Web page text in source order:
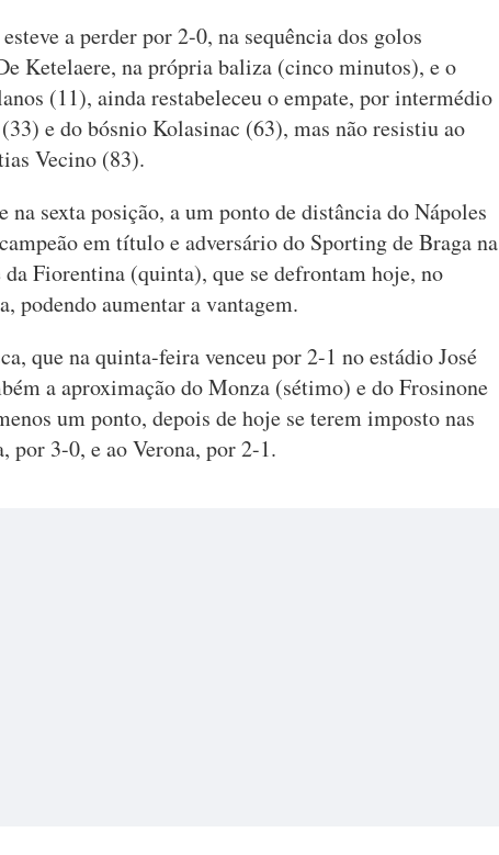
a perder por 2-0, na sequência dos golos
Ketelaere, na própria baliza (cinco minutos), e o
(11), ainda restabeleceu o empate, por intermédio
e do bósnio Kolasinac (63), mas não resistiu ao
Vecino (83).
na sexta posição, a um ponto de distância do Nápoles
em título e adversário do Sporting de Braga na
da Fiorentina (quinta), que se defrontam hoje, no
podendo aumentar a vantagem.
que na quinta-feira venceu por 2-1 no estádio José
a aproximação do Monza (sétimo) e do Frosinone
um ponto, depois de hoje se terem imposto nas
por 3-0, e ao Verona, por 2-1.